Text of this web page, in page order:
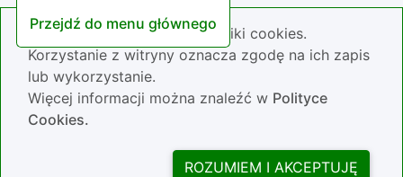
Przejdź do menu głównego
Nasza strona wykorzystuje pliki cookies.
Korzystanie z witryny oznacza zgodę na ich zapis
lub wykorzystanie.
Więcej informacji można znaleźć w Polityce
Cookies.
ROZUMIEM I AKCEPTUJĘ